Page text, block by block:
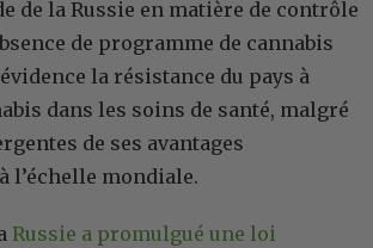
de la Russie en matière de contrôle
de programme de cannabis
la résistance du pays à
dans les soins de santé, malgré
de ses avantages
l’échelle mondiale.
Russie a promulgué une loi